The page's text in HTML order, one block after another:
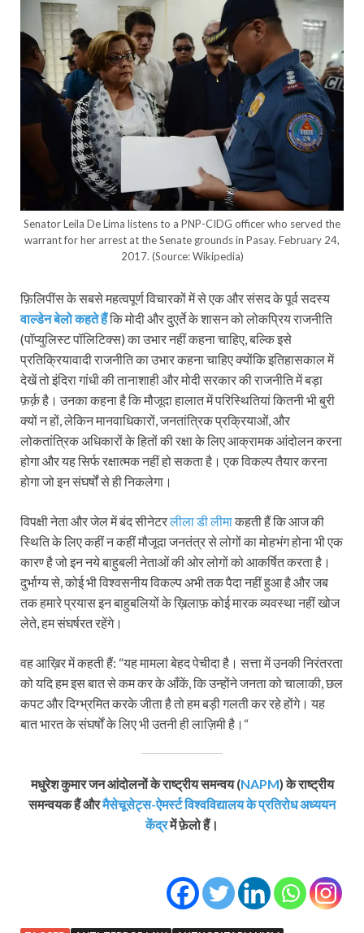
Senator Leila De Lima listens to a PNP-CIDG officer who served the
warrant for her arrest at the Senate grounds in Pasay. February 24,
2017. (Source: Wikipedia)
फ़िलिपींस के सबसे महत्वपूर्ण विचारकों में से एक और संसद के पूर्व सदस्य
वाल्डेन बेलो कहते हैंकि‍ मोदी और दुएर्ते के शासन को लोकप्रिय राजनीति
(पॉप्युलिस्ट पॉलिटिक्स) का उभार नहीं कहना चाहिए, बल्कि इसे
प्रतिक्रियावादी राजनीति का उभार कहना चाहिए क्योंकि इतिहासकाल में
देखें तो इंदिरा गांधी की तानाशाही और मोदी सरकार की राजनीति में बड़ा
फ़र्क़ है। उनका कहना है कि मौजूदा हालात में परिस्थितियां कितनी भी बुरी
क्यों न हों, लेकिन मानवाधिकारों, जनतांत्रिक प्रक्रियाओं, और
लोकतांत्रिक अधिकारों के हितों की रक्षा के लिए आक्रामक आंदोलन करना
होगा और यह सिर्फ रक्षात्मक नहीं हो सकता है। एक विकल्प तैयार करना
होगा जो इन संघर्षों से ही निकलेगा।
विपक्षी नेता और जेल में बंद सीनेटरलीला डी लीमाकहती हैं कि आज की
स्थिति के लिए कहीं न कहीं मौजूदा जनतंत्र से लोगों का मोहभंग होना भी एक
कारण्‍ है जो इन नये बाहुबली नेताओं की ओर लोगों को आकर्षित करता है।
दुर्भाग्य से, कोई भी विश्वसनीय विकल्प अभी तक पैदा नहीं हुआ है और जब
तक हमारे प्रयास इन बाहुबलियों के ख़िलाफ़ कोई मारक व्यवस्था नहीं खोज
लेते, हम संघर्षरत रहेंगे।
वह आख़िर में कहती हैं: “यह मामला बेहद पेचीदा है। सत्ता में उनकी निरंतरता
को यदि हम इस बात से कम कर के आँकें, कि‍ उन्होंने जनता को चालाकी, छल
कपट और दिग्भ्रमित करके जीता है तो हम बड़ी गलती कर रहे होंगे। यह
बात भारत के संघर्षों के लिए भी उतनी ही लाज़ि‍मी है।“
मधुरेश कुमार जन आंदोलनों के राष्ट्रीय समन्‍वय (NAPM) के राष्ट्रीय
समन्वयक हैं औरमैसेचूसेट्स-ऐमर्स्ट विश्वविद्यालय के प्रतिरोध अध्ययन
केंद्रमें फ़ेलो हैं।